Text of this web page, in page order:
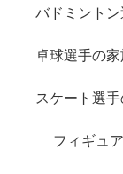
バドミント
卓球選手の家
スケート選
フィギュ